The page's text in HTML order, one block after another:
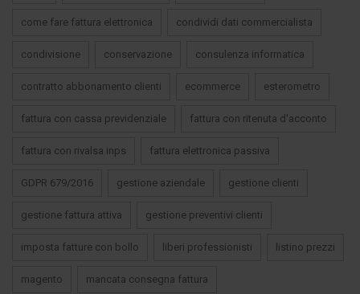
come fare fattura elettronica condividi dati commercialista
condivisione conservazione consulenza informatica
contratto abbonamento clienti ecommerce esterometro
fattura con cassa previdenziale fattura con ritenuta d'acconto
fattura con rivalsa inps fattura elettronica passiva
GDPR 679/2016 gestione aziendale gestione clienti
gestione fattura attiva gestione preventivi clienti
imposta fatture con bollo liberi professionisti listino prezzi
magento mancata consegna fattura